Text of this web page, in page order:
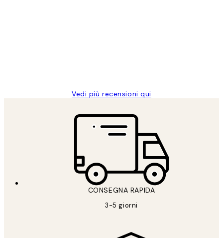
Vedi più recensioni qui
CONSEGNA RAPIDA
3-5 giorni